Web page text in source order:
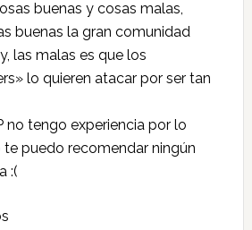
buenas y cosas malas,
buenas la gran comunidad
las malas es que los
lo quieren atacar por ser tan
no tengo experiencia por lo
te puedo recomendar ningún
:(